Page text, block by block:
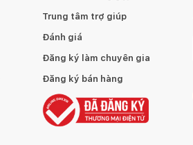
Trung tâm trợ giúp
Đánh giá
Đăng ký làm chuyên gia
Đăng ký bán hàng